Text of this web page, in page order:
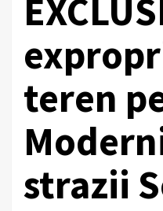
teren
strazii